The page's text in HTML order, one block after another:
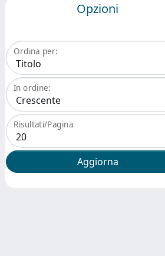
Opzioni
Ordina per:
In ordine:
Risultati/Pagina